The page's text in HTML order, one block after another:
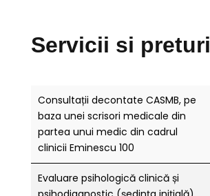
Servicii si preturi
Consultații decontate CASMB, pe
baza unei scrisori medicale din
partea unui medic din cadrul
clinicii Eminescu 100
Evaluare psihologică clinică și